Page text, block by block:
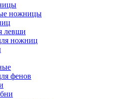
ножницы
левши
ножниц
фенов